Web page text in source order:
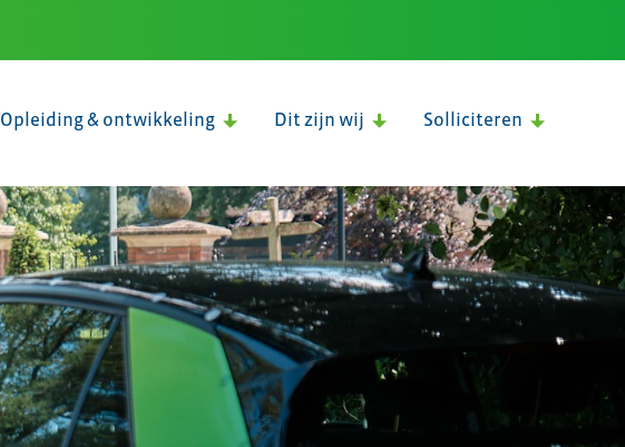
Opleiding & ontwikkeling Dit zijn wij Solliciteren